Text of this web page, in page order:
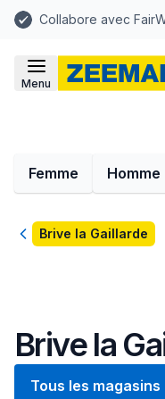
Collabore avec
Menu
Femme Homme
RetourBrive la Gaillarde
Brive la
Tous les magasins